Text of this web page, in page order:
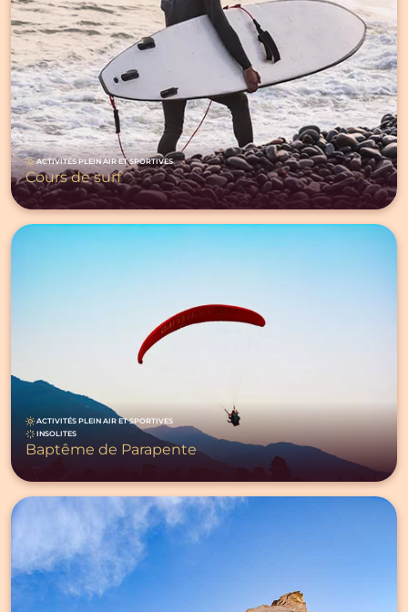
ACTIVITÉS PLEIN AIR ET SPORTIVES
Cours de surf
ACTIVITÉS PLEIN AIR ET SPORTIVES
INSOLITES
Baptême de Parapente